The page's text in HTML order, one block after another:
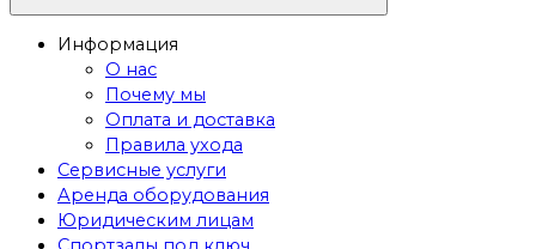
Информация
О нас
Почему мы
Оплата и доставка
Правила ухода
Сервисные услуги
Аренда оборудования
Юридическим лицам